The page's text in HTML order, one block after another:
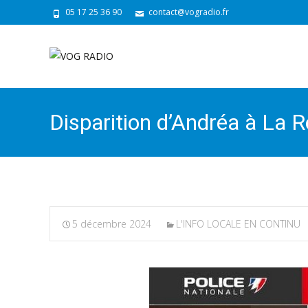
05 17 25 36 90 contact@vogradio.fr
Disparition d’Andréa à La
5 décembre 2024 L'INFO LOCALE EN CONTINU